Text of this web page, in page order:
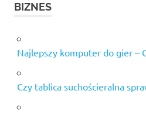
BIZNES
Najlepszy komputer do gier –
Czy tablica suchościeralna